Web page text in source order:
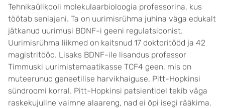
Tehnikaülikooli molekulaarbioloogia professorina, kus
töötab seniajani. Ta on uurimisrühma juhina väga edukalt
jätkanud uurimusi BDNF-i geeni regulatsioonist.
Uurimisrühma liikmed on kaitsnud 17 doktoritööd ja 42
magistritööd. Lisaks BDNF-ile lisandus professor
Timmuski uurimistemaatikasse TCF4 geen, mis on
muteerunud geneetilise harvikhaiguse, Pitt-Hopkinsi
sündroomi korral. Pitt-Hopkinsi patsientidel tekib väga
raskekujuline vaimne alaareng, nad ei õpi isegi rääkima.